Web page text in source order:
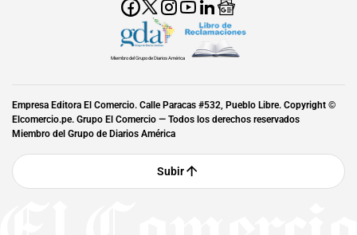
Miembro del Grupo de Diarios América
Empresa Editora El Comercio. Calle Paracas #532, Pueblo Libre. Copyright ©
Elcomercio.pe. Grupo El Comercio — Todos los derechos reservados
Miembro del Grupo de Diarios América
Subir